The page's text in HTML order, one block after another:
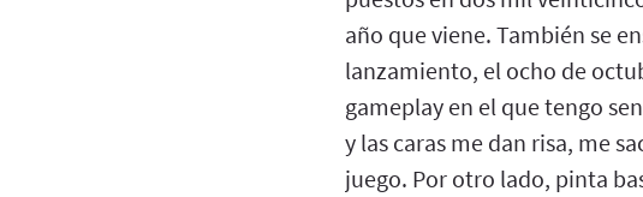
año que viene. También se
lanzamiento, el ocho de
gameplay en el que tengo
y las caras me dan risa, me
juego. Por otro lado, pinta